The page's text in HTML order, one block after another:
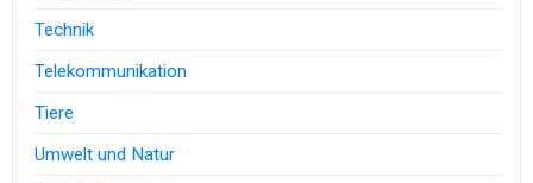
Technik
Telekommunikation
Tiere
Umwelt und Natur